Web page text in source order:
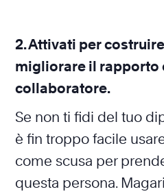
2. Attivati per
migliorare il rapporto
collaboratore.
Se non ti fidi del tuo
è fin troppo facile
come scusa per
questa persona.